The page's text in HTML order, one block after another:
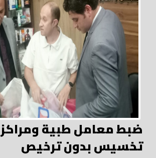
ضبط معامل طبية ومراكز
تخسيس بدون ترخيص